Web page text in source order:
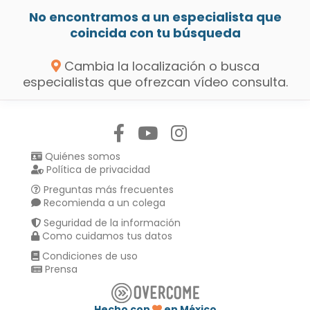
No encontramos a un especialista que
coincida con tu búsqueda
Cambia la localización o busca
especialistas que ofrezcan vídeo consulta.
Quiénes somos
Política de privacidad
Preguntas más frecuentes
Recomienda a un colega
Seguridad de la información
Como cuidamos tus datos
Condiciones de uso
Prensa